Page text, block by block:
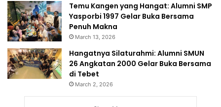
Temu Kangen yang Hangat: Alumni SMP
Yasporbi 1997 Gelar Buka Bersama
Penuh Makna
March 13, 2026
Hangatnya Silaturahmi: Alumni SMUN
26 Angkatan 2000 Gelar Buka Bersama
di Tebet
March 2, 2026